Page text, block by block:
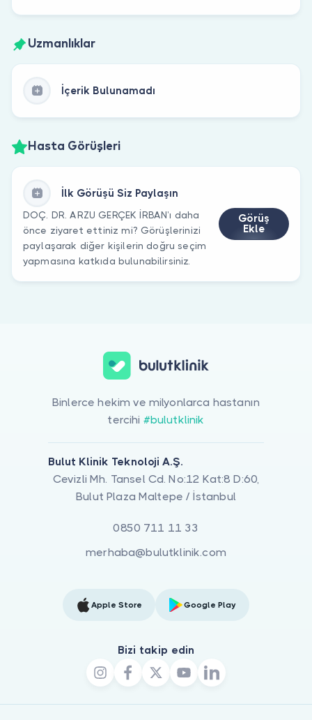
Uzmanlıklar
İçerik Bulunamadı
Hasta Görüşleri
İlk Görüşü Siz Paylaşın
DOÇ. DR. ARZU GERÇEK İRBAN’ı daha
önce ziyaret ettiniz mi? Görüşlerinizi
paylaşarak diğer kişilerin doğru seçim
yapmasına katkıda bulunabilirsiniz.
Görüş
Ekle
Binlerce hekim ve milyonlarca hastanın
tercihi #bulutklinik
Bulut Klinik Teknoloji A.Ş.
Cevizli Mh. Tansel Cd. No:12 Kat:8 D:60,
Bulut Plaza Maltepe / İstanbul
0850 711 11 33
merhaba@bulutklinik.com
Apple Store Google Play
Bizi takip edin